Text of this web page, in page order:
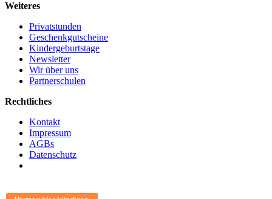
Weiteres
Privatstunden
Geschenkgutscheine
Kindergeburtstage
Newsletter
Wir über uns
Partnerschulen
Rechtliches
Kontakt
Impressum
AGBs
Datenschutz